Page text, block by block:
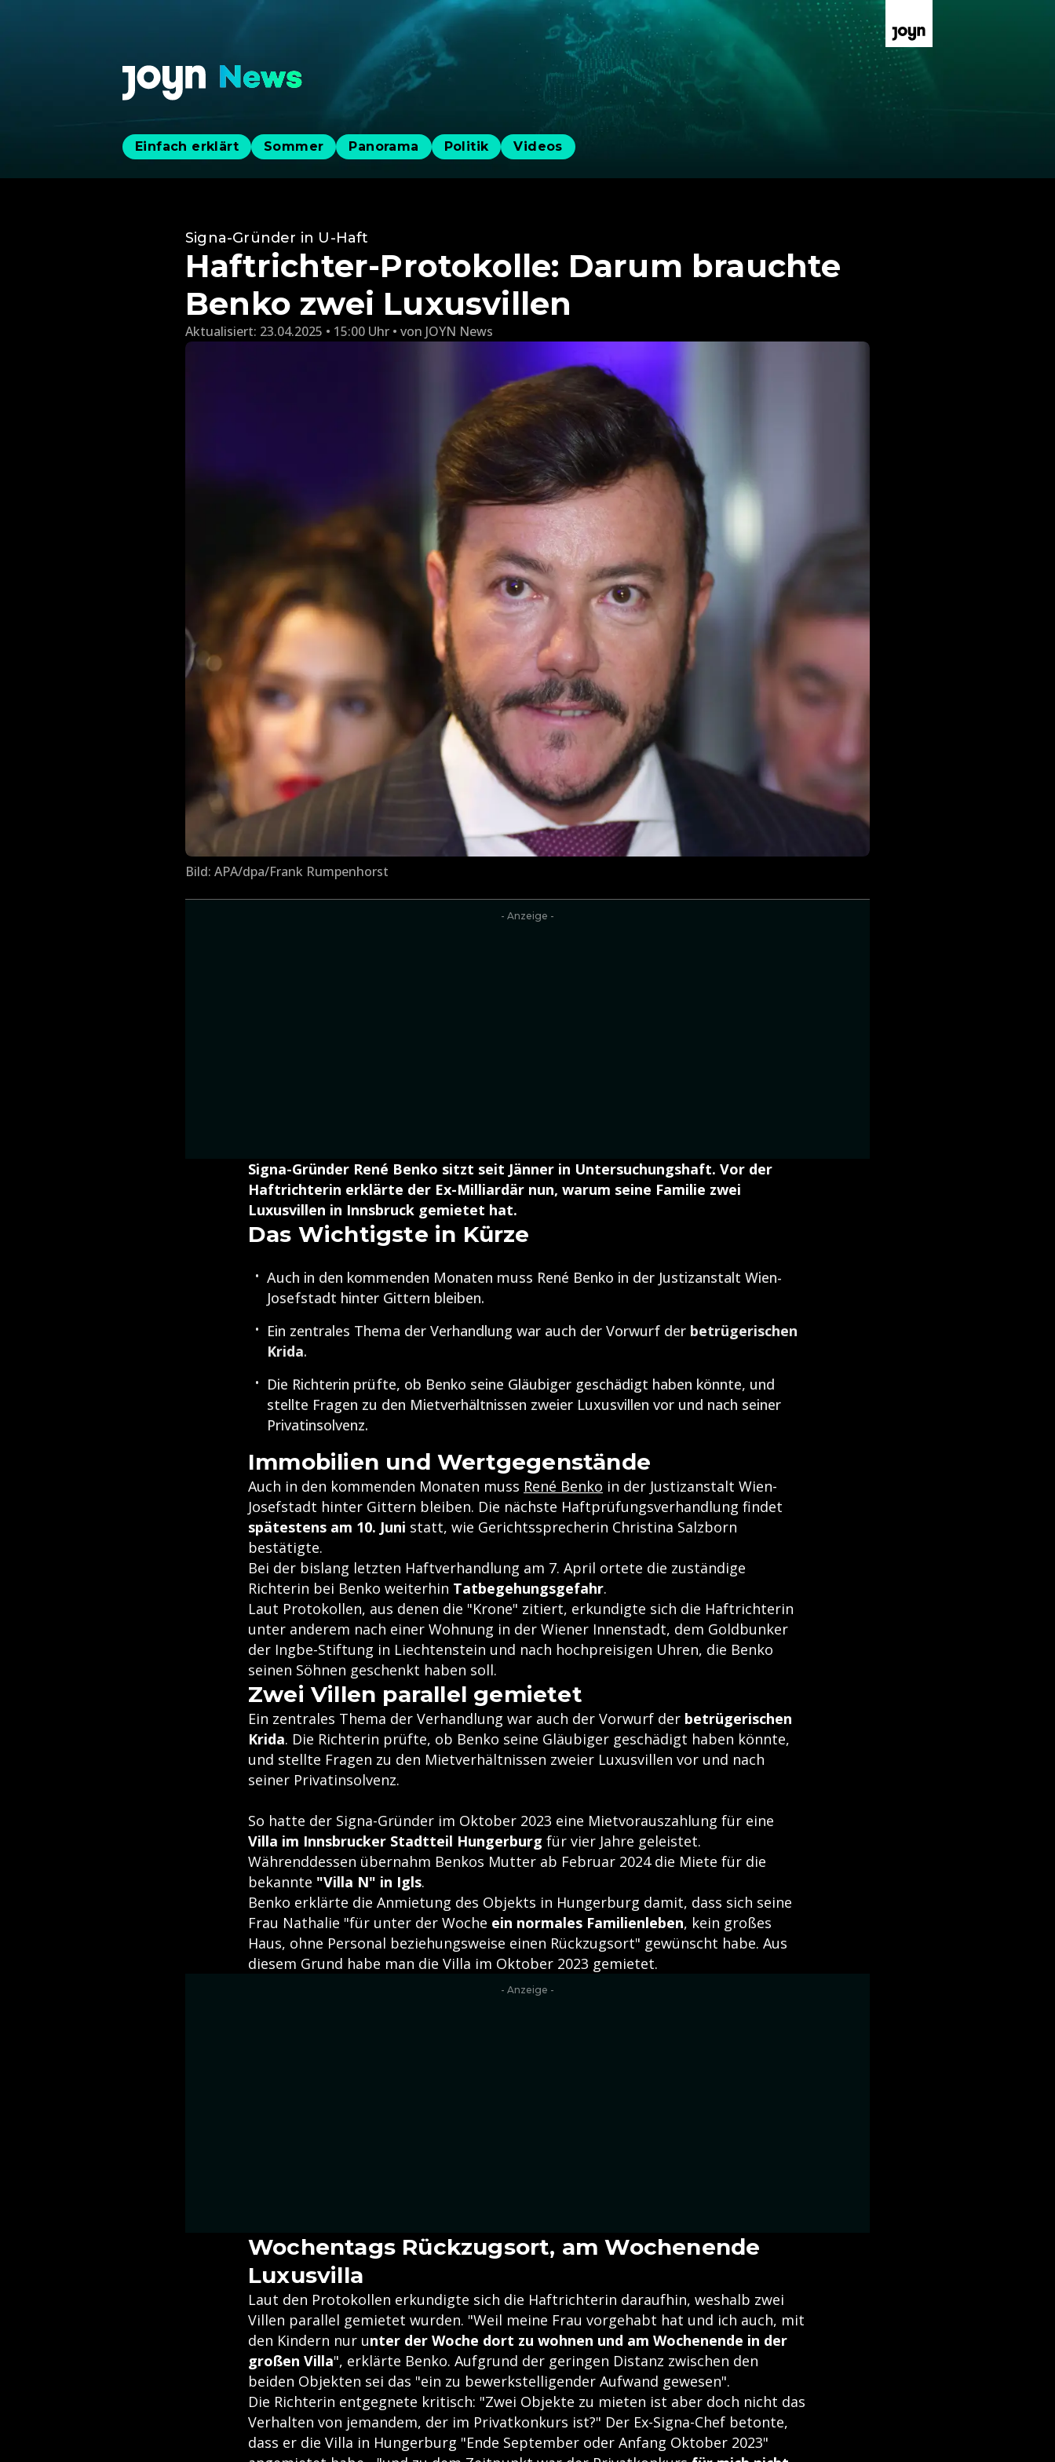
Einfach erklärt Sommer Panorama Politik Videos
Signa-Gründer in U-Haft
Haftrichter-Protokolle: Darum brauchte
Benko zwei Luxusvillen
Aktualisiert: 23.04.2025 • 15:00 Uhr von JOYN News
Bild: APA/dpa/Frank Rumpenhorst
- Anzeige -
Signa-Gründer René Benko sitzt seit Jänner in Untersuchungshaft. Vor der
Haftrichterin erklärte der Ex-Milliardär nun, warum seine Familie zwei
Luxusvillen in Innsbruck gemietet hat.
Das Wichtigste in Kürze
Auch in den kommenden Monaten muss René Benko in der Justizanstalt Wien-
Josefstadt hinter Gittern bleiben.
Ein zentrales Thema der Verhandlung war auch der Vorwurf der betrügerischen
Krida.
Die Richterin prüfte, ob Benko seine Gläubiger geschädigt haben könnte, und
stellte Fragen zu den Mietverhältnissen zweier Luxusvillen vor und nach seiner
Privatinsolvenz.
Immobilien und Wertgegenstände
Auch in den kommenden Monaten muss René Benko in der Justizanstalt Wien-
Josefstadt hinter Gittern bleiben. Die nächste Haftprüfungsverhandlung findet
spätestens am 10. Juni statt, wie Gerichtssprecherin Christina Salzborn
bestätigte.
Bei der bislang letzten Haftverhandlung am 7. April ortete die zuständige
Richterin bei Benko weiterhin Tatbegehungsgefahr.
Laut Protokollen, aus denen die "Krone" zitiert, erkundigte sich die Haftrichterin
unter anderem nach einer Wohnung in der Wiener Innenstadt, dem Goldbunker
der Ingbe-Stiftung in Liechtenstein und nach hochpreisigen Uhren, die Benko
seinen Söhnen geschenkt haben soll.
Zwei Villen parallel gemietet
Ein zentrales Thema der Verhandlung war auch der Vorwurf der betrügerischen
Krida. Die Richterin prüfte, ob Benko seine Gläubiger geschädigt haben könnte,
und stellte Fragen zu den Mietverhältnissen zweier Luxusvillen vor und nach
seiner Privatinsolvenz.
So hatte der Signa-Gründer im Oktober 2023 eine Mietvorauszahlung für eine
Villa im Innsbrucker Stadtteil Hungerburg für vier Jahre geleistet.
Währenddessen übernahm Benkos Mutter ab Februar 2024 die Miete für die
bekannte "Villa N" in Igls.
Benko erklärte die Anmietung des Objekts in Hungerburg damit, dass sich seine
Frau Nathalie "für unter der Woche ein normales Familienleben, kein großes
Haus, ohne Personal beziehungsweise einen Rückzugsort" gewünscht habe. Aus
diesem Grund habe man die Villa im Oktober 2023 gemietet.
- Anzeige -
Wochentags Rückzugsort, am Wochenende
Luxusvilla
Laut den Protokollen erkundigte sich die Haftrichterin daraufhin, weshalb zwei
Villen parallel gemietet wurden. "Weil meine Frau vorgehabt hat und ich auch, mit
den Kindern nur unter der Woche dort zu wohnen und am Wochenende in der
großen Villa", erklärte Benko. Aufgrund der geringen Distanz zwischen den
beiden Objekten sei das "ein zu bewerkstelligender Aufwand gewesen".
Die Richterin entgegnete kritisch: "Zwei Objekte zu mieten ist aber doch nicht das
Verhalten von jemandem, der im Privatkonkurs ist?" Der Ex-Signa-Chef betonte,
dass er die Villa in Hungerburg "Ende September oder Anfang Oktober 2023"